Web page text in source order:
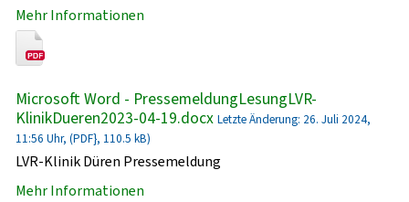
Mehr Informationen
Microsoft Word - PressemeldungLesungLVR-
KlinikDueren2023-04-19.docx Letzte Änderung: 26. Juli 2024,
11:56 Uhr, (PDF}, 110.5 kB)
LVR-Klinik Düren Pressemeldung
Mehr Informationen